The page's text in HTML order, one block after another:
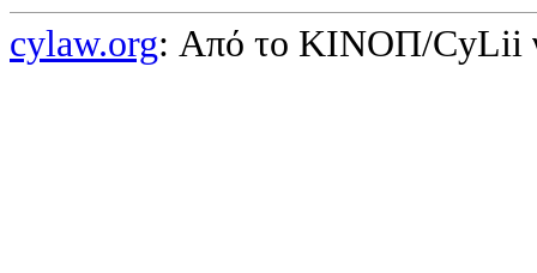
cylaw.org: Από το ΚΙΝOΠ/CyLii